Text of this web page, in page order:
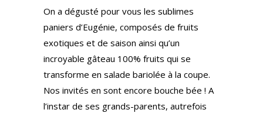
On a dégusté pour vous les sublimes
paniers d’Eugénie, composés de fruits
exotiques et de saison ainsi qu’un
incroyable gâteau 100% fruits qui se
transforme en salade bariolée à la coupe.
Nos invités en sont encore bouche bée ! A
l’instar de ses grands-parents, autrefois